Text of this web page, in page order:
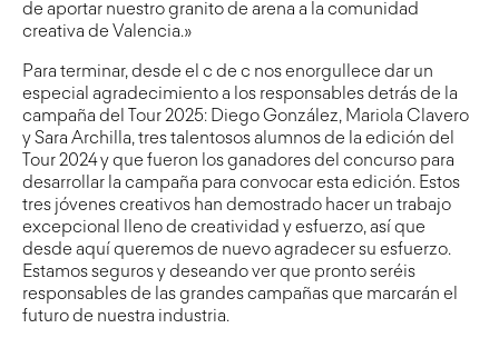
de aportar nuestro granito de arena a la comunidad
creativa de Valencia.»
Para terminar, desde el c de c nos enorgullece dar un
especial agradecimiento a los responsables detrás de la
campaña del Tour 2025: Diego González, Mariola Clavero
y Sara Archilla, tres talentosos alumnos de la edición del
Tour 2024 y que fueron los ganadores del concurso para
desarrollar la campaña para convocar esta edición. Estos
tres jóvenes creativos han demostrado hacer un trabajo
excepcional lleno de creatividad y esfuerzo, así que
desde aquí queremos de nuevo agradecer su esfuerzo.
Estamos seguros y deseando ver que pronto seréis
responsables de las grandes campañas que marcarán el
futuro de nuestra industria.